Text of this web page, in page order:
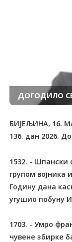
ДОГОДИЛО
БИЈЕЉИНА, 16.
136. дан 2026.
1532. - Шпански
групом војника
Годину дана
угушио побуну
1703. - Умро
чувене збирке